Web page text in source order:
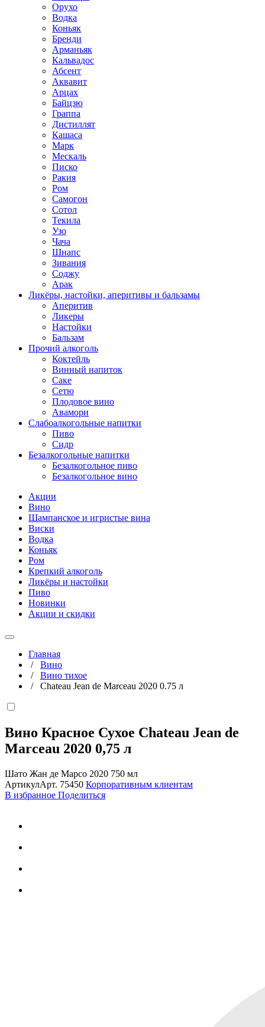
Орухо
Водка
Коньяк
Бренди
Арманьяк
Кальвадос
Абсент
Аквавит
Арцах
Байцзю
Граппа
Дистиллят
Кашаса
Марк
Мескаль
Писко
Ракия
Ром
Самогон
Сотол
Текила
Узо
Чача
Шнапс
Зивания
Соджу
Арак
Ликёры, настойки, аперитивы и бальзамы
Аперитив
Ликеры
Настойки
Бальзам
Прочий алкоголь
Коктейль
Винный напиток
Саке
Сетю
Плодовое вино
Авамори
Слабоалкогольные напитки
Пиво
Сидр
Безалкогольные напитки
Безалкогольное пиво
Безалкогольное вино
Акции
Вино
Шампанское и игристые вина
Виски
Водка
Коньяк
Ром
Крепкий алкоголь
Ликёры и настойки
Пиво
Новинки
Акции и скидки
Главная
/ Вино
/ Вино тихое
/ Chateau Jean de Marceau 2020 0.75 л
Вино Красное Сухое Chateau Jean de
Marceau 2020 0,75 л
Шато Жан де Марсо 2020 750 мл
АртикулАрт. 75450 Корпоративным клиентам
В избранное Поделиться